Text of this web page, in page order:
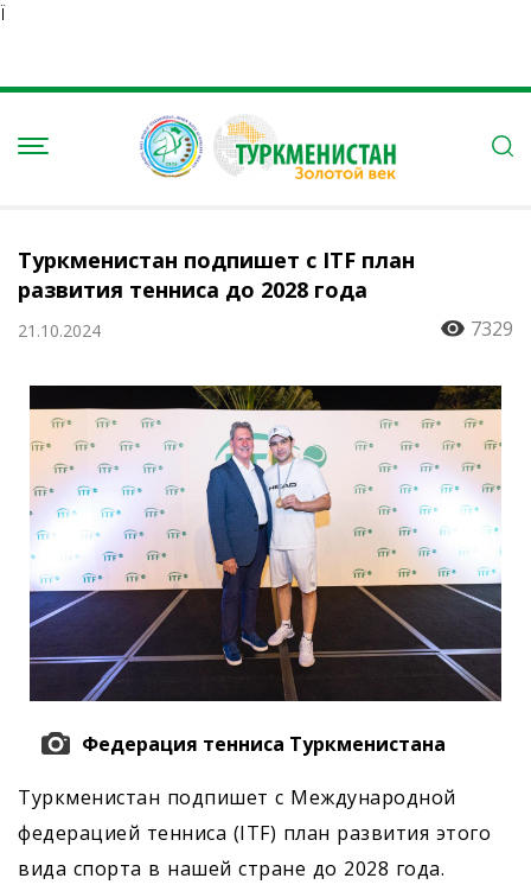
Ï
Туркменистан подпишет с ITF план
развития тенниса до 2028 года
21.10.2024 7329
Федерация тенниса Туркменистана
Туркменистан подпишет с Международной
федерацией тенниса (ITF) план развития этого
вида спорта в нашей стране до 2028 года.